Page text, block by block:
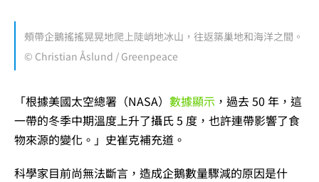
頰帶企鵝搖搖晃晃地爬上陡峭地冰山，往返築巢地和海洋之間。
© Christian Åslund / Greenpeace
「根據美國太空總署（NASA） 數據顯示 ，過去 50 年，這
一帶的冬季中期溫度上升了攝氏 5 度，也許連帶影響了食
物來源的變化。」史崔克補充道。
科學家目前尚無法斷言，造成企鵝數量驟減的原因是什